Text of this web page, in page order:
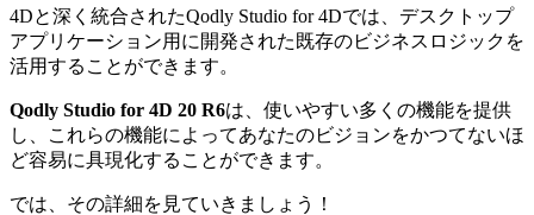
4Dと深く統合されたQodly Studio for 4Dでは、デスクトップ
アプリケーション用に開発された既存のビジネスロジックを
活用することができます。
Qodly Studio for 4D 20 R6は、使いやすい多くの機能を提供
し、これらの機能によってあなたのビジョンをかつてないほ
ど容易に具現化することができます。
では、その詳細を見ていきましょう！